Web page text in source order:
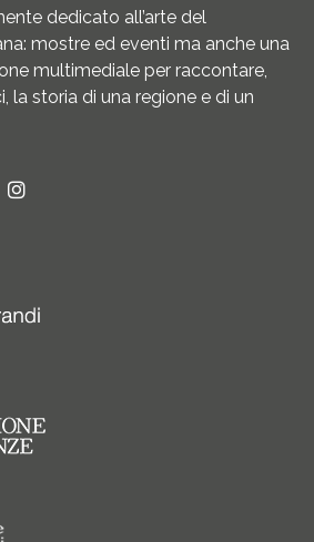
dedicato all’arte del
mostre ed eventi ma anche una
multimediale per raccontare,
la storia di una regione e di un